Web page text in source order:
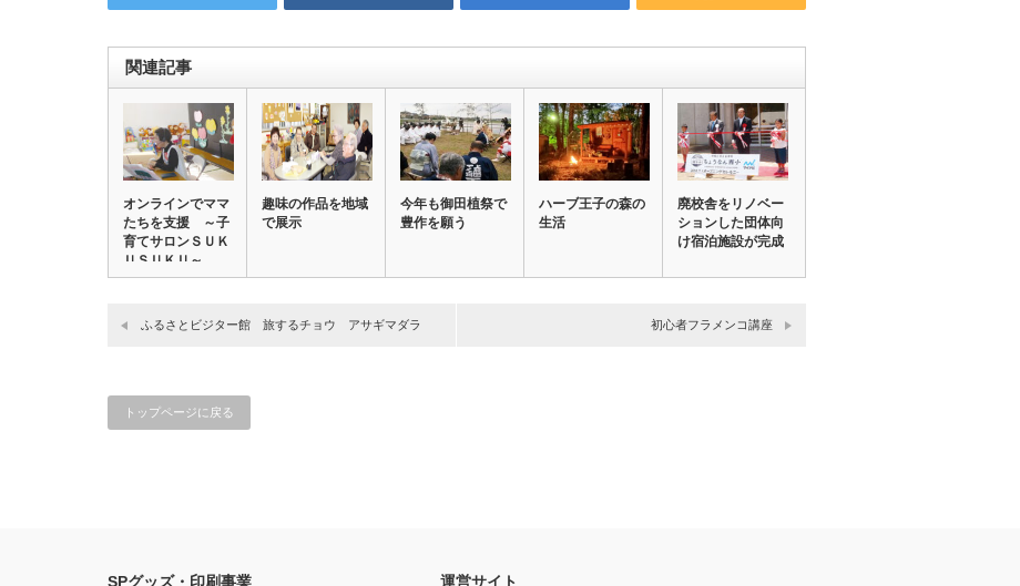
関連記事
オンラインでママ
たちを支援 ～子
育てサロンＳＵＫ
ＵＳＵＫＵ～
【市…
趣味の作品を地域
で展示
今年も御田植祭で
豊作を願う
ハーブ王子の森の
生活
廃校舎をリノベー
ションした団体向
け宿泊施設が完成
ふるさとビジター館 旅するチョウ アサギマダラ 初心者フラメンコ講座
トップページに戻る
SPグッズ・印刷事業 運営サイト